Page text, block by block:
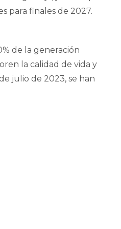
para finales de 2027.
de la generación
la calidad de vida y
julio de 2023, se han